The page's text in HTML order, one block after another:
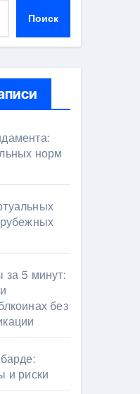
Поиск
норм
за 5 минут:
без
и риски